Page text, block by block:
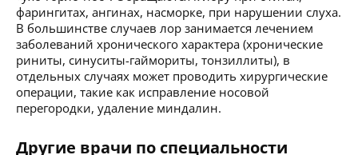
фарингитах, ангинах, насморке, при нарушении слуха.
В большинстве случаев лор занимается лечением
заболеваний хронического характера (хронические
риниты, синуситы-гаймориты, тонзиллиты), в
отдельных случаях может проводить хирургические
операции, такие как исправление носовой
перегородки, удаление миндалин.
Другие врачи по специальности